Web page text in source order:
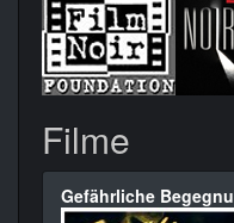
Filme
Gefährliche